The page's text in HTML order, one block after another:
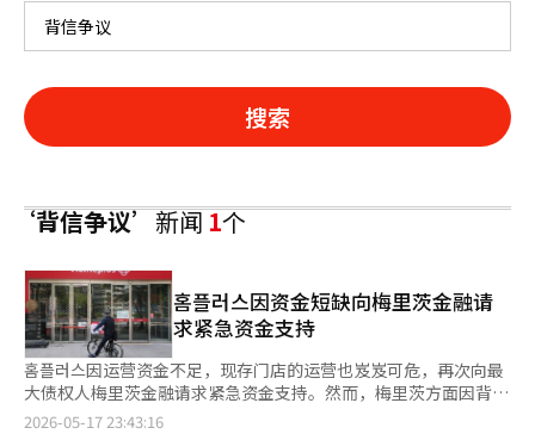
搜索
‘背信争议’新闻1个
홈플러스因资金短缺向梅里茨金融请
求紧急资金支持
홈플러스因运营资金不足，现存门店的运营也岌岌可危，再次向最
大债权人梅里茨金融请求紧急资金支持。然而，梅里茨方面因背信
争议等原因，表示在没有明确履行担保的情况下，难以提供额外贷
2026-05-17 23:43:16
页